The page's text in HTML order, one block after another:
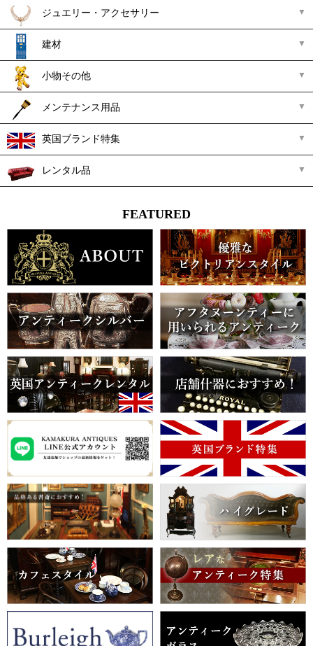
ジュエリー・アクセサリー
建材
小物その他
メンテナンス用品
英国ブランド特集
レンタル品
FEATURED